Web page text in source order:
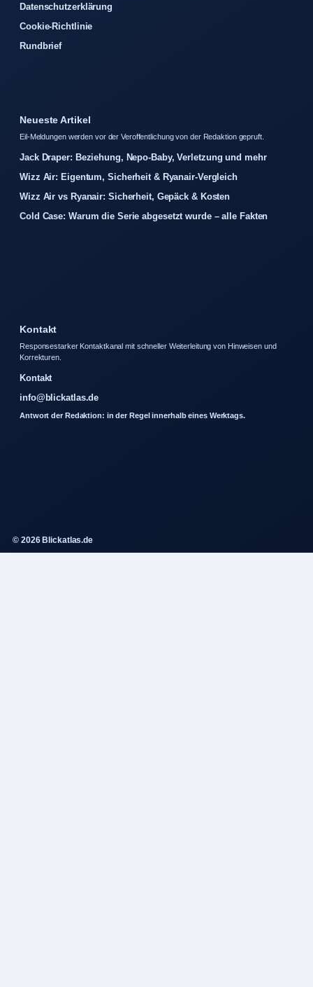
Datenschutzerklärung
Cookie-Richtlinie
Rundbrief
Neueste Artikel
Eil-Meldungen werden vor der Veroffentlichung von der Redaktion gepruft.
Jack Draper: Beziehung, Nepo-Baby, Verletzung und mehr
Wizz Air: Eigentum, Sicherheit & Ryanair-Vergleich
Wizz Air vs Ryanair: Sicherheit, Gepäck & Kosten
Cold Case: Warum die Serie abgesetzt wurde – alle Fakten
Kontakt
Responsestarker Kontaktkanal mit schneller Weiterleitung von Hinweisen und
Korrekturen.
Kontakt
info@blickatlas.de
Antwort der Redaktion: in der Regel innerhalb eines Werktags.
© 2026 Blickatlas.de